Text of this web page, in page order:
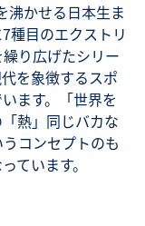
沸かせる日本生ま
種目のエクストリ
り広げたシリー
を象徴するスポ
ます。「世界を
熱」同じバカな
コンセプトのも
ています。